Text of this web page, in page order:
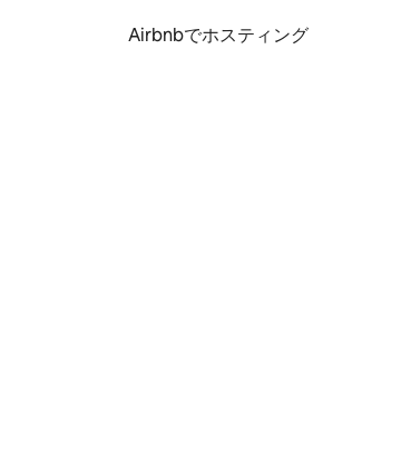
Airbnbでホスティング